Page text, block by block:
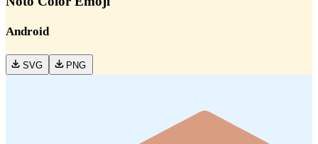
Android
SVG PNG